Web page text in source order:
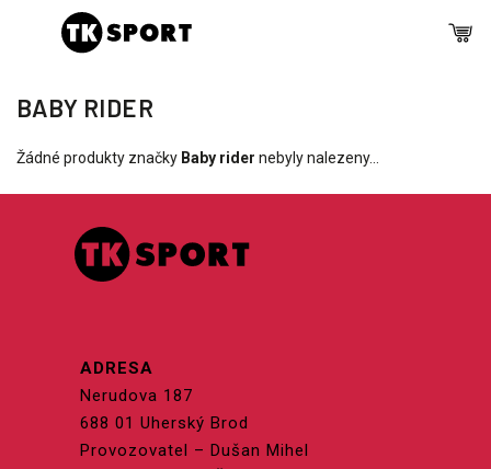
BABY RIDER
Žádné produkty značky Baby rider nebyly nalezeny...
ADRESA
Nerudova 187
688 01 Uherský Brod
Provozovatel – Dušan Mihel